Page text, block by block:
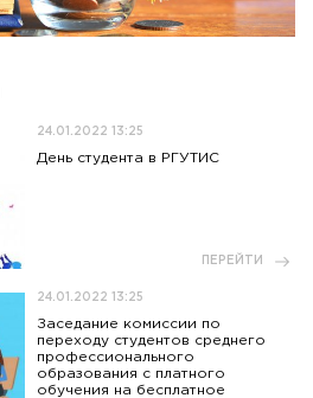
24.01.2022 13:25
День студента в РГУТИС
ПЕРЕЙТИ
24.01.2022 13:25
Заседание комиссии по
переходу студентов среднего
профессионального
образования с платного
обучения на бесплатное